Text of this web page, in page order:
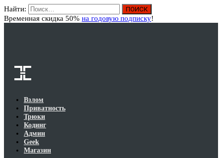
Найти:
Временная скидка 50% на годовую подписку!
Взлом
Приватность
Трюки
Кодинг
Админ
Geek
Магазин